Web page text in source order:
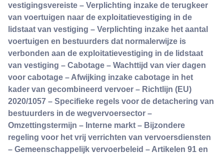
vestigingsvereiste – Verplichting inzake de terugkeer
van voertuigen naar de exploitatievestiging in de
lidstaat van vestiging – Verplichting inzake het aantal
voertuigen en bestuurders dat normalerwijze is
verbonden aan de exploitatievestiging in de lidstaat
van vestiging – Cabotage – Wachttijd van vier dagen
voor cabotage – Afwijking inzake cabotage in het
kader van gecombineerd vervoer – Richtlijn (EU)
2020/1057 – Specifieke regels voor de detachering van
bestuurders in de wegvervoersector –
Omzettingstermijn – Interne markt – Bijzondere
regeling voor het vrij verrichten van vervoersdiensten
– Gemeenschappelijk vervoerbeleid – Artikelen 91 en